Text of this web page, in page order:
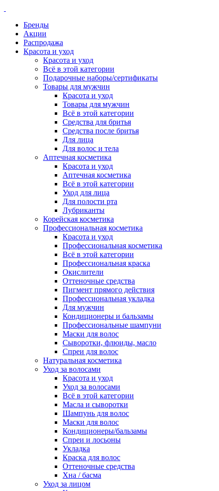
Бренды
Акции
Распродажа
Красота и уход
Красота и уход
Всё в этой категории
Подарочные наборы/сертификаты
Товары для мужчин
Красота и уход
Товары для мужчин
Всё в этой категории
Средства для бритья
Средства после бритья
Для лица
Для волос и тела
Аптечная косметика
Красота и уход
Аптечная косметика
Всё в этой категории
Уход для лица
Для полости рта
Лубриканты
Корейская косметика
Профессиональная косметика
Красота и уход
Профессиональная косметика
Всё в этой категории
Профессиональная краска
Окислители
Оттеночные средства
Пигмент прямого действия
Профессиональная укладка
Для мужчин
Кондиционеры и бальзамы
Профессиональные шампуни
Маски для волос
Сыворотки, флюиды, масло
Спреи для волос
Натуральная косметика
Уход за волосами
Красота и уход
Уход за волосами
Всё в этой категории
Масла и сыворотки
Шампунь для волос
Маски для волос
Кондиционеры/бальзамы
Спреи и лосьоны
Укладка
Краска для волос
Оттеночные средства
Хна / басма
Уход за лицом